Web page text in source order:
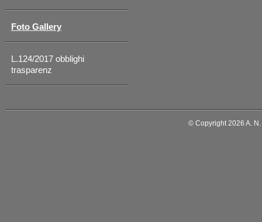
Foto Gallery
L.124/2017 obblighi
trasparenz
© Copyright 2026 A.